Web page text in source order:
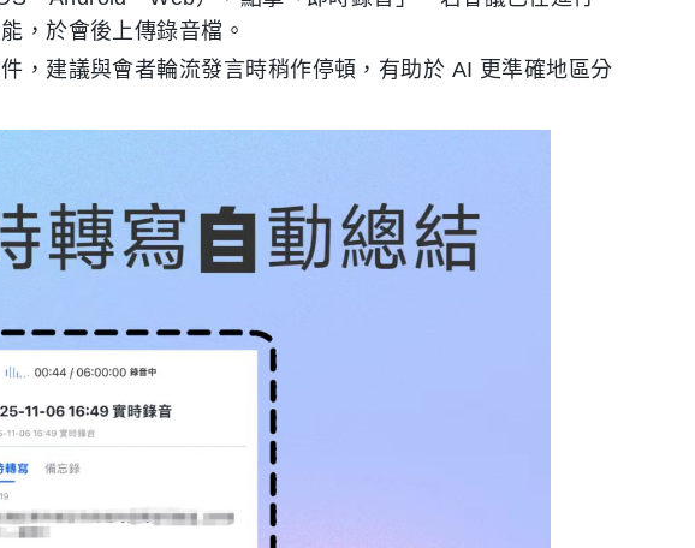
，於會後上傳錄音檔。
，建議與會者輪流發言時稍作停頓，有助於 AI 更準確地區分